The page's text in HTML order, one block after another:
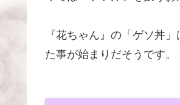
『花ちゃん』の「ゲソ丼
た事が始まりだそうです。